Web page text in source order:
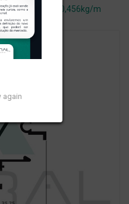
again
PESO LINEAR: 0,456kg/m